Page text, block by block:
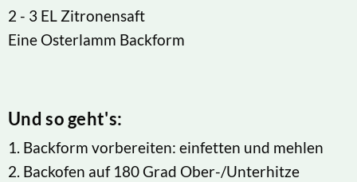
2 - 3 EL Zitronensaft
Eine Osterlamm Backform
Und so geht's:
1. Backform vorbereiten: einfetten und mehlen
2. Backofen auf 180 Grad Ober-/Unterhitze